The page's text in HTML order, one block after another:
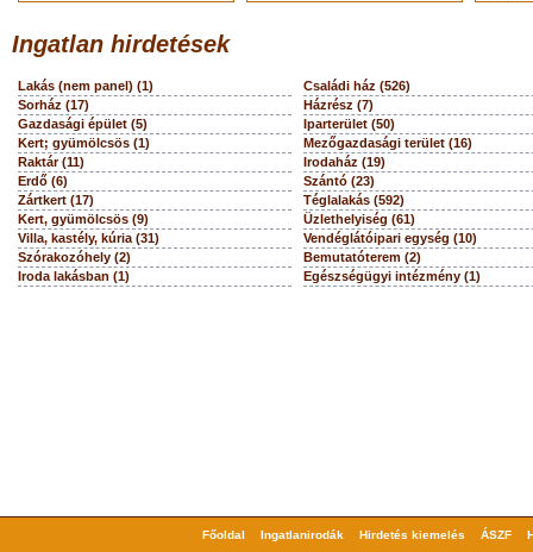
Ingatlan hirdetések
Lakás (nem panel) (1)
Családi ház (526)
Sorház (17)
Házrész (7)
Gazdasági épület (5)
Iparterület (50)
Kert; gyümölcsös (1)
Mezőgazdasági terület (16)
Raktár (11)
Irodaház (19)
Erdő (6)
Szántó (23)
Zártkert (17)
Téglalakás (592)
Kert, gyümölcsös (9)
Üzlethelyiség (61)
Villa, kastély, kúria (31)
Vendéglátóipari egység (10)
Szórakozóhely (2)
Bemutatóterem (2)
Iroda lakásban (1)
Egészségügyi intézmény (1)
Főoldal Ingatlanirodák Hirdetés kiemelés ÁSZF